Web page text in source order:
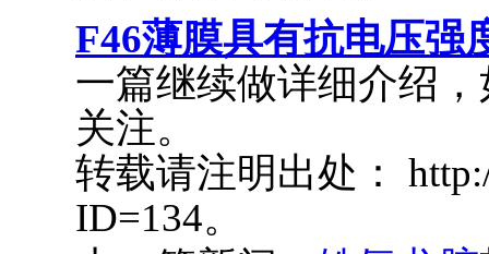
F46薄膜具有抗电压强
一篇继续做详细介绍
关注。
转载请注明出处：
ID=134。